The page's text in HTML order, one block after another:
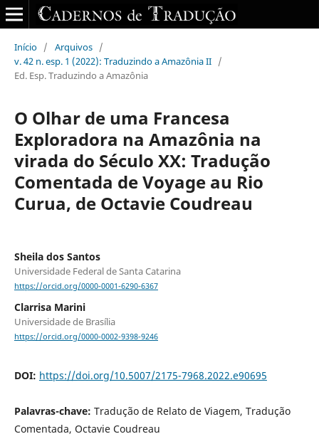
Início / Arquivos /
v. 42 n. esp. 1 (2022): Traduzindo a Amazônia II /
Ed. Esp. Traduzindo a Amazônia
O Olhar de uma Francesa
Exploradora na Amazônia na
virada do Século XX: Tradução
Comentada de Voyage au Rio
Curua, de Octavie Coudreau
Sheila dos Santos
Universidade Federal de Santa Catarina
https://orcid.org/0000-0001-6290-6367
Clarrisa Marini
Universidade de Brasília
https://orcid.org/0000-0002-9398-9246
DOI: https://doi.org/10.5007/2175-7968.2022.e90695
Palavras-chave: Tradução de Relato de Viagem, Tradução
Comentada, Octavie Coudreau